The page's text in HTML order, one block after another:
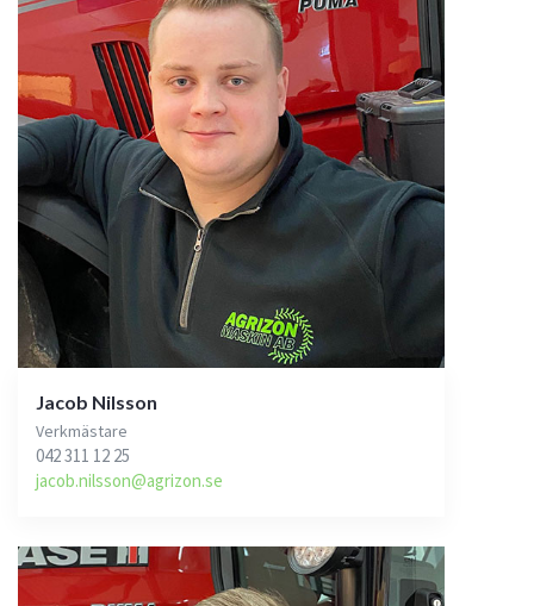
Jacob Nilsson
Verkmästare
042 311 12 25
jacob.nilsson@agrizon.se